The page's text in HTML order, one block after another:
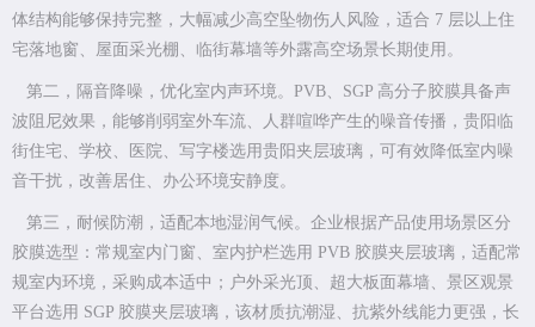
体结构能够保持完整，大幅减少高空坠物伤人风险，适合 7 层以上住
宅落地窗、屋面采光棚、临街幕墙等外露高空场景长期使用。
第二，隔音降噪，优化室内声环境。PVB、SGP 高分子胶膜具备声
波阻尼效果，能够削弱室外车流、人群喧哗产生的噪音传播，贵阳临
街住宅、学校、医院、写字楼选用贵阳夹层玻璃，可有效降低室内噪
音干扰，改善居住、办公环境安静度。
第三，耐候防潮，适配本地湿润气候。企业根据产品使用场景区分
胶膜选型：常规室内门窗、室内护栏选用 PVB 胶膜夹层玻璃，适配常
规室内环境，采购成本适中；户外采光顶、超大板面幕墙、景区观景
平台选用 SGP 胶膜夹层玻璃，该材质抗潮湿、抗紫外线能力更强，长